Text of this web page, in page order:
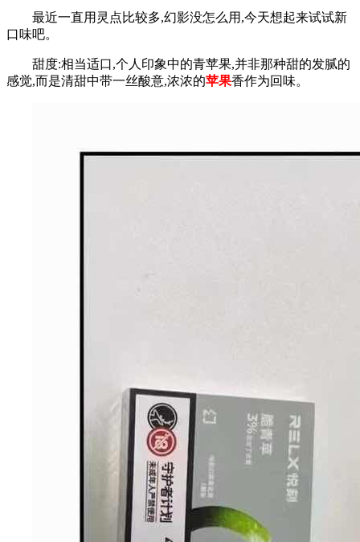
最近一直用灵点比较多,幻影没怎么用,今天想起来试试新
口味吧。
甜度:相当适口,个人印象中的青苹果,并非那种甜的发腻的
感觉,而是清甜中带一丝酸意,浓浓的苹果香作为回味。